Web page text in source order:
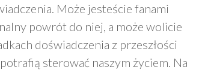
Może jesteście fanami
powrót do niej, a może wolicie
doświadczenia z przeszłości
sterować naszym życiem. Na